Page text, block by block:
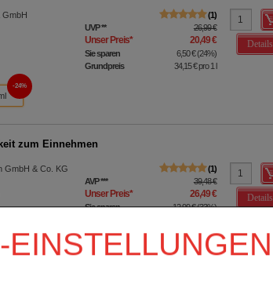
EINSTELLUNGEN
GmbH
1
UVP** 26,99 €
Unser Preis* 20,49 €
Sie sparen 6,50 €(24%)
Grundpreis
34,15 €pro 1 l
Details
24%
zum Einnehmen
GmbH & Co. KG
1
AVP*** 39,48 €
Unser Preis* 26,49 €
Sie sparen 12,99 €(33%)
Details
100 ml